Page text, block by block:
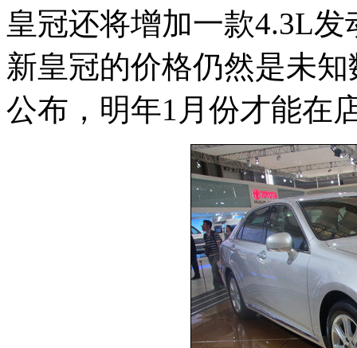
皇冠还将增加一款4.3L
新皇冠的价格仍然是未
公布，明年1月份才能在